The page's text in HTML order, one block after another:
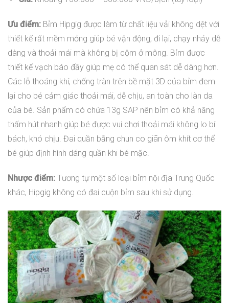
Ưu điểm: Bỉm Hipgig được làm từ chất liệu vải không dệt với
thiết kế rất mềm mỏng giúp bé vận động, đi lại, chạy nhảy dễ
dàng và thoải mái mà không bị cộm ở mông. Bỉm được
thiết kế vạch báo đầy giúp mẹ có thể quan sát dễ dàng hơn.
Các lỗ thoáng khí, chống tràn trên bề mặt 3D của bỉm đem
lại cho bé cảm giác thoải mái, dễ chịu, an toàn cho làn da
của bé. Sản phẩm có chứa 13g SAP nên bỉm có khả năng
thấm hút nhanh giúp bé được vui chơi thoải mái không lo bí
bách, khó chịu. Đai quần bằng chun co giãn ôm khít cơ thể
bé giúp định hình dáng quần khi bé mặc.
Nhược điểm: Tương tự một số loại bỉm nội địa Trung Quốc
khác, Hipgig không có đai cuộn bỉm sau khi sử dụng.